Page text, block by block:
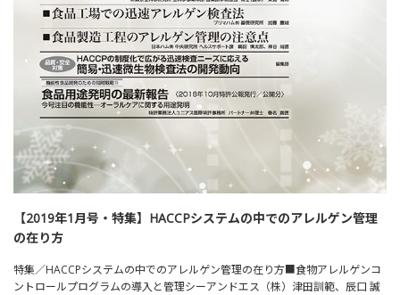
【2019年1月号・特集】HACCPシステムの中でのアレルゲン管理
の在り方
特集／HACCPシステムの中でのアレルゲン管理の在り方■食物アレルゲンコ
ントロールプログラムの導入と管理シーアンドエス（株）津田訓範、辰口 誠